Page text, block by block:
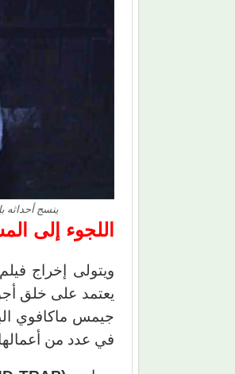
ينسج أحداثه
اللجوء إلى
ويتولى إخراج
يعتمد على خلق
جيمس ماكافوي
في عدد من